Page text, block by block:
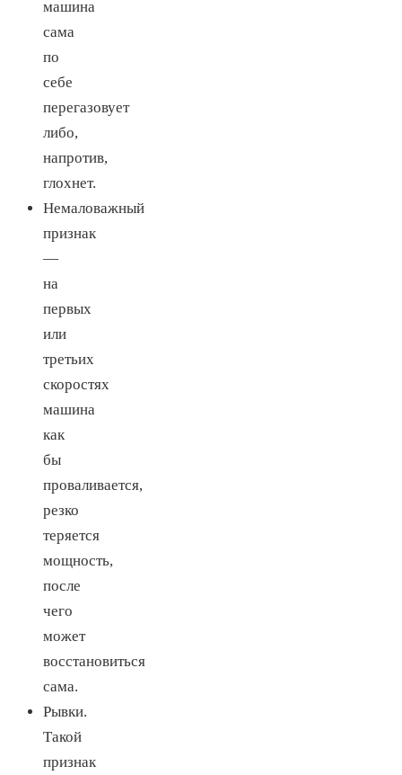
машина
сама
по
себе
перегазовует
либо,
напротив,
глохнет.
Немаловажный
признак
—
на
первых
или
третьих
скоростях
машина
как
бы
проваливается,
резко
теряется
мощность,
после
чего
может
восстановиться
сама.
Рывки.
Такой
признак